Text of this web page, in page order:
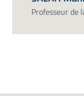
Professeur de